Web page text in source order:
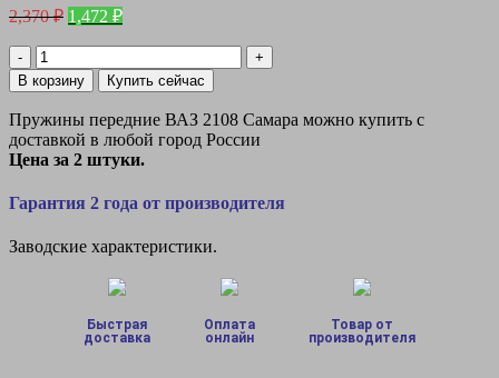
2,370₽ Первоначальная
цена
составляла
2,370 ₽.
1,472 ₽Текущая
цена:
Количество
товара
Пружина
(2
шт.)
передней
2108
В корзину Купить сейчас
Пружины передние ВАЗ 2108 Самара можно купить с
доставкой в любой город России
Цена за 2 штуки.
Гарантия 2 года от производителя
Заводские характеристики.
Быстрая
доставка
Оплата
онлайн
Товар от
производителя